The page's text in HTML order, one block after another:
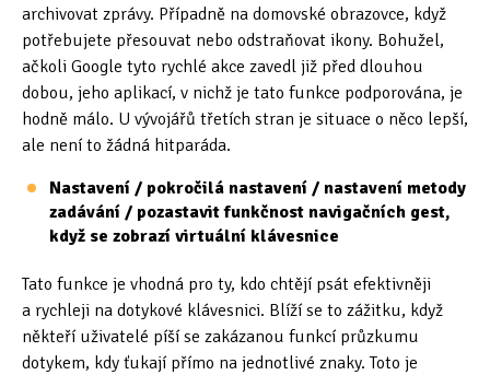
archivovat zprávy. Případně na domovské obrazovce, když
potřebujete přesouvat nebo odstraňovat ikony. Bohužel,
ačkoli Google tyto rychlé akce zavedl již před dlouhou
dobou, jeho aplikací, v nichž je tato funkce podporována, je
hodně málo. U vývojářů třetích stran je situace o něco lepší,
ale není to žádná hitparáda.
Nastavení / pokročilá nastavení / nastavení metody
zadávání / pozastavit funkčnost navigačních gest,
když se zobrazí virtuální klávesnice
Tato funkce je vhodná pro ty, kdo chtějí psát efektivněji
a rychleji na dotykové klávesnici. Blíží se to zážitku, když
někteří uživatelé píší se zakázanou funkcí průzkumu
dotykem, kdy ťukají přímo na jednotlivé znaky. Toto je